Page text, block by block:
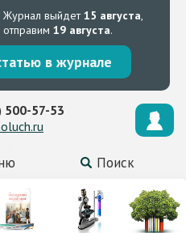
Журнал выйдет15 августа,
19 августа.
в журнале
Поиск
500-57-53